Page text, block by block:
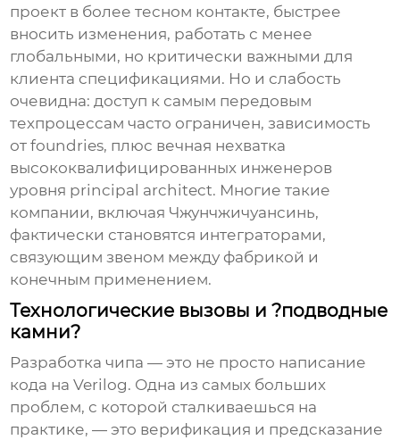
проект в более тесном контакте, быстрее
вносить изменения, работать с менее
глобальными, но критически важными для
клиента спецификациями. Но и слабость
очевидна: доступ к самым передовым
техпроцессам часто ограничен, зависимость
от foundries, плюс вечная нехватка
высококвалифицированных инженеров
уровня principal architect. Многие такие
компании, включая Чжунчжичуансинь,
фактически становятся интеграторами,
связующим звеном между фабрикой и
конечным применением.
Технологические вызовы и ?подводные
камни?
Разработка чипа — это не просто написание
кода на Verilog. Одна из самых больших
проблем, с которой сталкиваешься на
практике, — это верификация и предсказание